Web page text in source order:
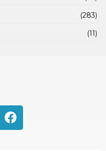
(283)
(11)